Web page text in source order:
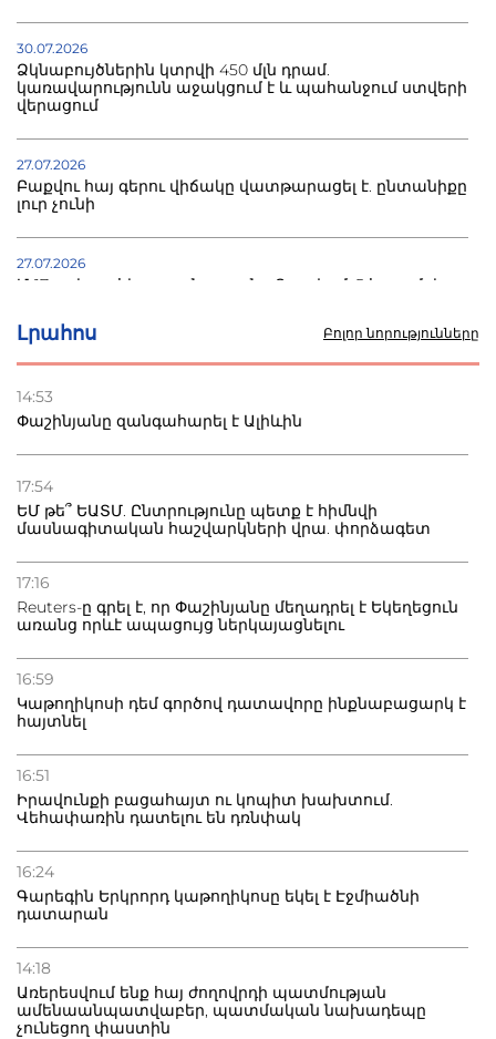
Լրահոս Բոլոր նորությունները
14:53
Փաշինյանը զանգահարել է Ալիևին
17:54
ԵՄ թե՞ ԵԱՏՄ. Ընտրությունը պետք է հիմնվի
մասնագիտական հաշվարկների վրա. փորձագետ
17:16
Reuters-ը գրել է, որ Փաշինյանը մեղադրել է Եկեղեցուն
առանց որևէ ապացույց ներկայացնելու
16:59
Կաթողիկոսի դեմ գործով դատավորը ինքնաբացարկ է
հայտնել
16:51
Իրավունքի բացահայտ ու կոպիտ խախտում.
Վեհափառին դատելու են դռնփակ
16:24
Գարեգին Երկրորդ կաթողիկոսը եկել է Էջմիածնի
դատարան
14:18
Առերեսվում ենք հայ ժողովրդի պատմության
ամենաանպատվաբեր, պատմական նախադեպը
չունեցող փաստին
30.07.2026
Ձկնաբույծներին կտրվի 450 մլն դրամ.
կառավարությունն աջակցում է և պահանջում ստվերի
վերացում
27.07.2026
Բաքվու հայ գերու վիճակը վատթարացել է. ընտանիքը
լուր չունի
27.07.2026
Մ-17 աշխարհի առաջնությունը Բաքվում. 5 հայ ըմբիշ
22.07.2026
տուժածներ կան
21.07.2026
Դատվածություն ունեցող միգրանտներին կարգելվի
բնակվել Ռուսաստանում
20.07.2026
Բաքվի բանտից գեներալ Մանուկյանը դիմել է
Փաշինյանին